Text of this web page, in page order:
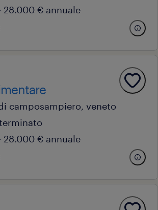
28.000 € annuale
camposampiero, veneto
28.000 € annuale